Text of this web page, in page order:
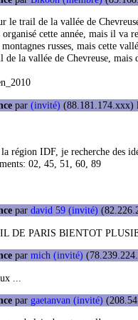
le trail de la vallée de
organisé cette année, mais il va
russes, mais cette
de la vallée de Chevreuse, mais
par (invité) (88.181.174.xxx)
région IDF, je recherche des
02, 45, 51, 60, 89
par david 59 (invité)
DE PARIS BIENTOT
par mich (invité)
...
par gaetanvan (invité)